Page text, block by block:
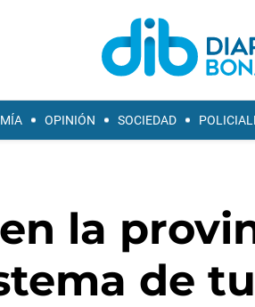
OPINIÓN SOCIEDAD
la
de